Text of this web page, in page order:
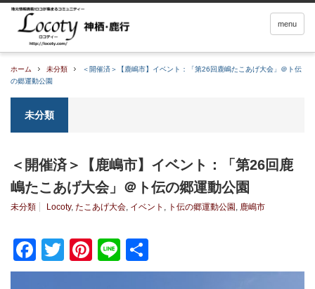
menu
ホーム 未分類
＜開催済＞【鹿嶋市】イベント：「第26回鹿嶋たこあげ大会」＠ト伝
の郷運動公園
未分類
＜開催済＞【鹿嶋市】イベント：「第26回鹿
嶋たこあげ大会」＠ト伝の郷運動公園
未分類 Locoty, たこあげ大会, イベント , ト伝の郷運動公園 , 鹿嶋市
Facebook
TwitterPinterest
Line
有